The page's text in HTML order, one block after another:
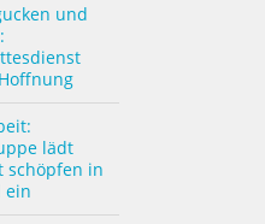
und
lädt
schöpfen in
ein